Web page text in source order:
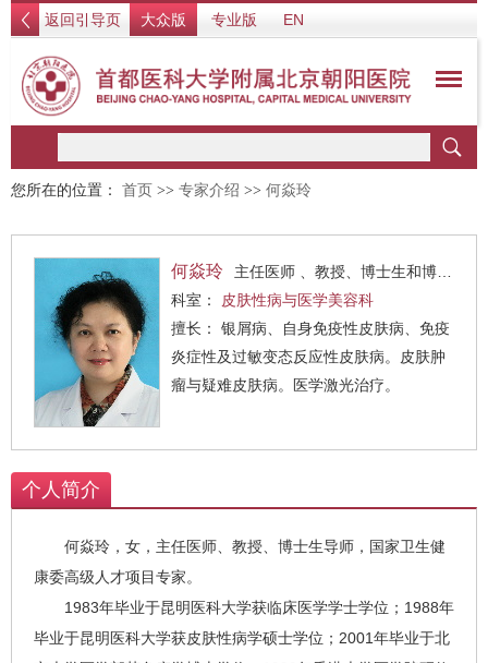
返回引导页 大众版 专业版 EN
您所在的位置： 首页 >> 专家介绍 >> 何焱玲
何焱玲
主任医师 、教授、博士生和博士后导师、北京大学医学博士
科室：
皮肤性病与医学美容科
擅长： 银屑病、自身免疫性皮肤病、免疫
炎症性及过敏变态反应性皮肤病。皮肤肿
瘤与疑难皮肤病。医学激光治疗。
个人简介
何焱玲，女，主任医师、教授、博士生导师，国家卫生健
康委高级人才项目专家。
1983年毕业于昆明医科大学获临床医学学士学位；1988年
毕业于昆明医科大学获皮肤性病学硕士学位；2001年毕业于北